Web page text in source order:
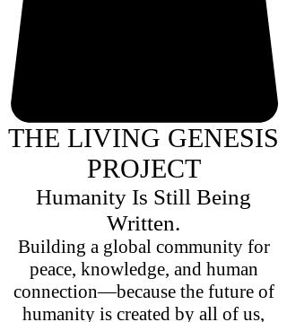
THE LIVING GENESIS
PROJECT
Humanity Is Still Being
Written.
Building a global community for
peace, knowledge, and human
connection—because the future of
humanity is created by all of us,